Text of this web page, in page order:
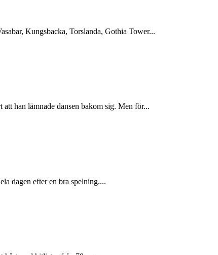
Kungsbacka, Torslanda, Gothia Tower...
han lämnade dansen bakom sig. Men för...
dagen efter en bra spelning....